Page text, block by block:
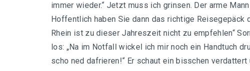
immer wieder.“ Jetzt muss ich grinsen. Der arme
Hoffentlich haben Sie dann das richtige Reisegepäck
Rhein ist zu dieser Jahreszeit nicht zu empfehlen“
los: „Na im Notfall wickel ich mir noch ein Handtuch
scho ned dafrieren!“ Er schaut ein bisschen